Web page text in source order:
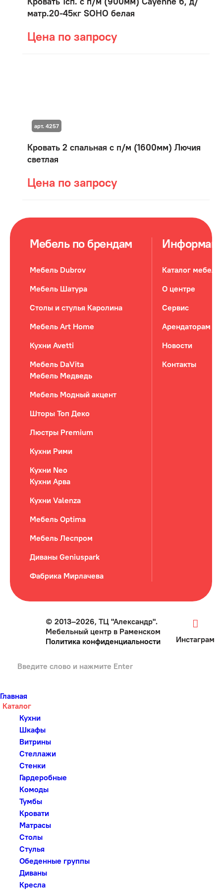
матр.20-45кг SOHO белая
Цена по запросу
Кровать 2 спальная с п/м (1600мм) Лючия
светлая
Цена по запросу
арт. 4257
Мебель по брендам
Мебель Dubrov
Мебель Шатура
Столы и стулья Каролина
Мебель Art Home
Кухни Avetti
Мебель DaVita
Мебель Медведь
Мебель Модный акцент
Шторы Топ Деко
Люстры Premium
Кухни Рими
Кухни Neo
Кухни Арва
Кухни Valenza
Мебель Optima
Мебель Леспром
Диваны Geniuspark
Фабрика Мирлачева
Каталог мебели
О центре
Сервис
Арендаторам
Новости
Контакты
© 2013–2026, ТЦ "Александр".
Мебельный центр в Раменском
Политика конфиденциальности
Инстаграм
Главная
Каталог
Кухни
Шкафы
Витрины
Стеллажи
Стенки
Гардеробные
Комоды
Тумбы
Кровати
Матрасы
Столы
Стулья
Обеденные группы
Диваны
Кресла